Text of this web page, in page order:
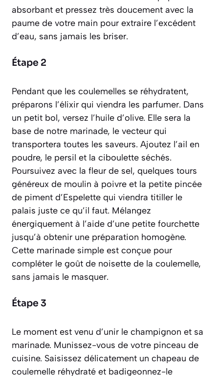
absorbant et pressez très doucement avec la
paume de votre main pour extraire l’excédent
d’eau, sans jamais les briser.
Étape 2
Pendant que les coulemelles se réhydratent,
préparons l’élixir qui viendra les parfumer. Dans
un petit bol, versez l’huile d’olive. Elle sera la
base de notre marinade, le vecteur qui
transportera toutes les saveurs. Ajoutez l’ail en
poudre, le persil et la ciboulette séchés.
Poursuivez avec la fleur de sel, quelques tours
généreux de moulin à poivre et la petite pincée
de piment d’Espelette qui viendra titiller le
palais juste ce qu’il faut. Mélangez
énergiquement à l’aide d’une petite fourchette
jusqu’à obtenir une préparation homogène.
Cette marinade simple est conçue pour
compléter le goût de noisette de la coulemelle,
sans jamais le masquer.
Étape 3
Le moment est venu d’unir le champignon et sa
marinade. Munissez-vous de votre pinceau de
cuisine. Saisissez délicatement un chapeau de
coulemelle réhydraté et badigeonnez-le